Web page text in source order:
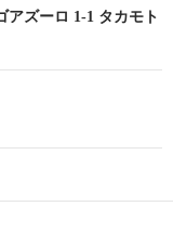
ズーロ 1-1 タカモト